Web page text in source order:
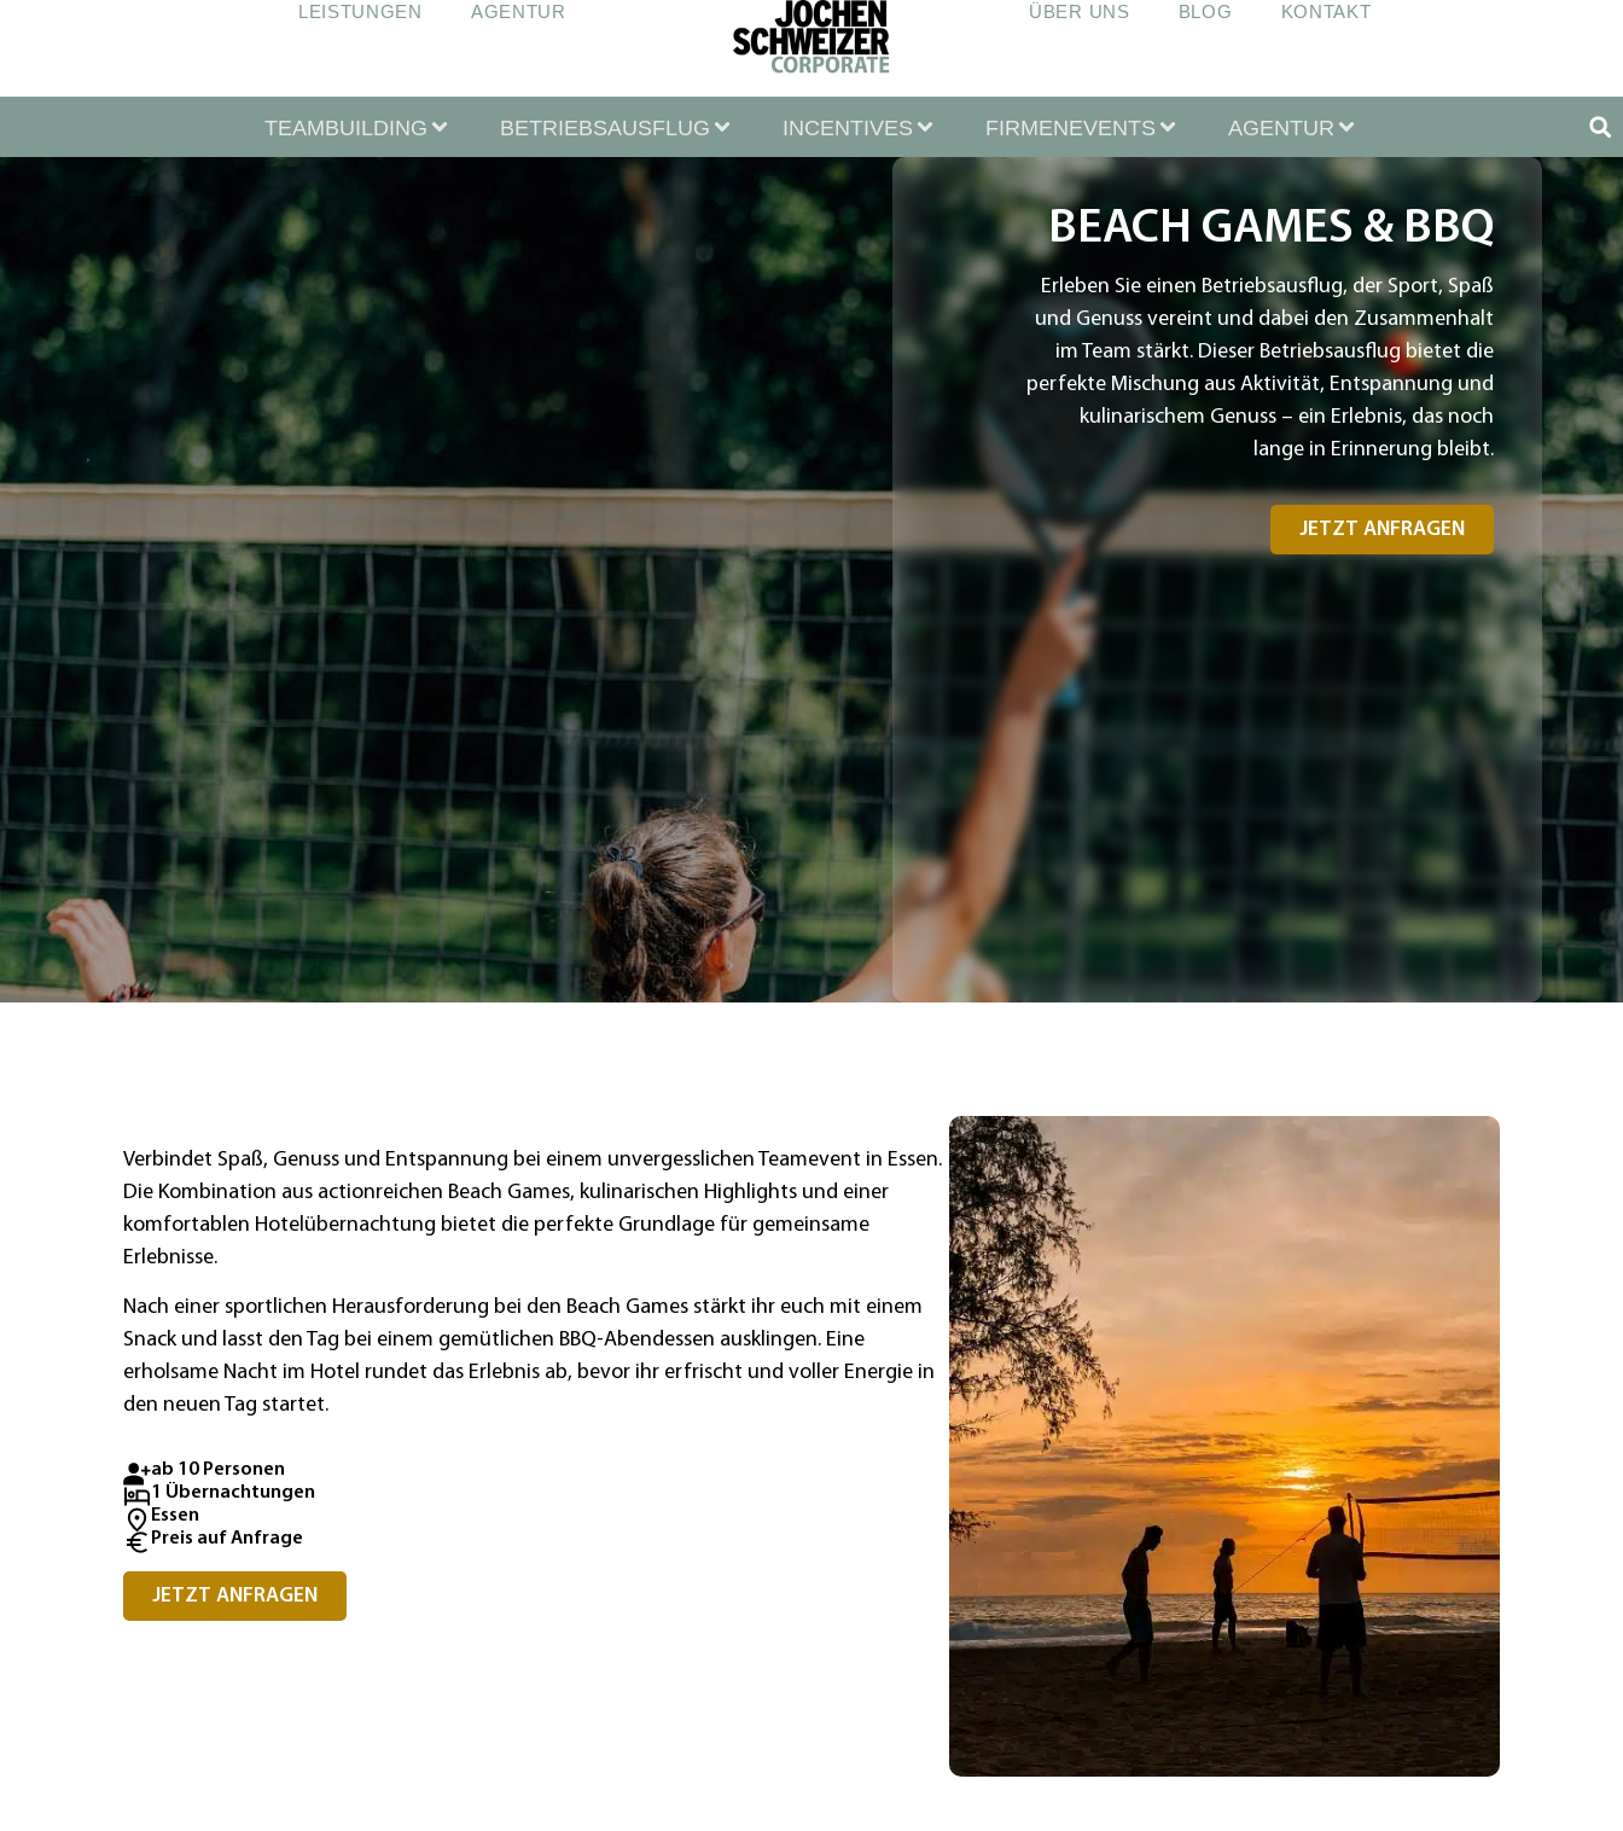
LEISTUNGEN AGENTUR ÜBER UNS BLOG KONTAKT
TEAMBUILDING BETRIEBSAUSFLUG INCENTIVES FIRMENEVENTS AGENTUR
BEACH GAMES & BBQ
Erleben Sie einen Betriebsausflug, der Sport, Spaß
und Genuss vereint und dabei den Zusammenhalt
im Team stärkt. Dieser Betriebsausflug bietet die
perfekte Mischung aus Aktivität, Entspannung und
kulinarischem Genuss – ein Erlebnis, das noch
lange in Erinnerung bleibt.
JETZT ANFRAGEN
Verbindet Spaß, Genuss und Entspannung bei einem unvergesslichen Teamevent in Essen.
Die Kombination aus actionreichen Beach Games, kulinarischen Highlights und einer
komfortablen Hotelübernachtung bietet die perfekte Grundlage für gemeinsame
Erlebnisse.
Nach einer sportlichen Herausforderung bei den Beach Games stärkt ihr euch mit einem
Snack und lasst den Tag bei einem gemütlichen BBQ-Abendessen ausklingen. Eine
erholsame Nacht im Hotel rundet das Erlebnis ab, bevor ihr erfrischt und voller Energie in
den neuen Tag startet.
ab 10 Personen
1 Übernachtungen
Essen
Preis auf Anfrage
JETZT ANFRAGEN